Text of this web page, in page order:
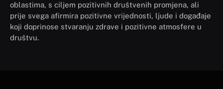
oblastima, s ciljem pozitivnih društvenih promjena, ali
prije svega afirmira pozitivne vrijednosti, ljude i događaje
koji doprinose stvaranju zdrave i pozitivne atmosfere u
društvu.